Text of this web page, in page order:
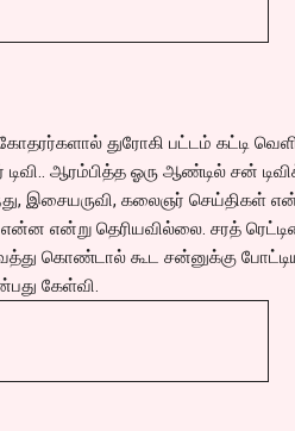
துரோகி பட்டம் கட்டி
ஆரம்பித்த ஓரு ஆண்டில் சன்
இசையருவி, கலைஞர் செய்திகள்
என்று தெரியவில்லை. சரத்
கொண்டால் கூட சன்னுக்கு
கேள்வி.